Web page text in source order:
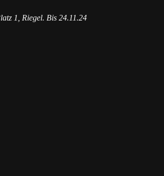
1, Riegel. Bis 24.11.24